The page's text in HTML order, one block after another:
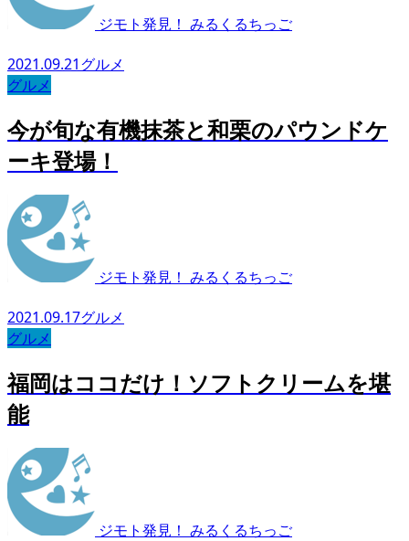
ジモト発見！ みるくるちっご
2021.09.21グルメ
グルメ
今が旬な有機抹茶と和栗のパウンドケ
ーキ登場！
ジモト発見！ みるくるちっご
2021.09.17グルメ
グルメ
福岡はココだけ！ソフトクリームを堪
能
ジモト発見！ みるくるちっご